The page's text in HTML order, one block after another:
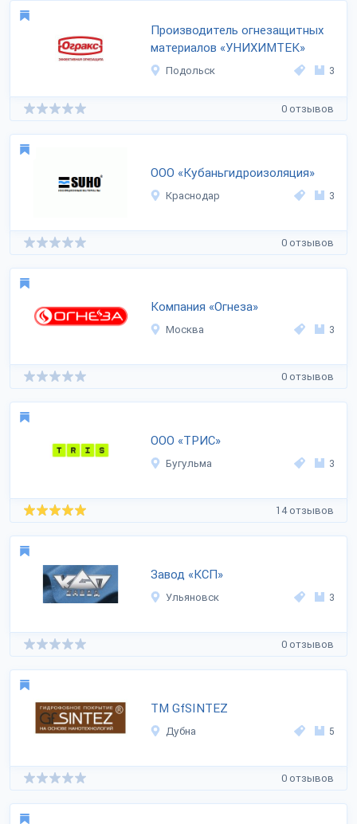
Производитель огнезащитных
материалов «УНИХИМТЕК»
Подольск 3
0 отзывов
ООО «Кубаньгидроизоляция»
Краснодар 3
0 отзывов
Компания «Огнеза»
Москва 3
0 отзывов
ООО «ТРИС»
Бугульма 3
14 отзывов
Завод «КСП»
Ульяновск 3
0 отзывов
TM GfSINTEZ
Дубна 5
0 отзывов